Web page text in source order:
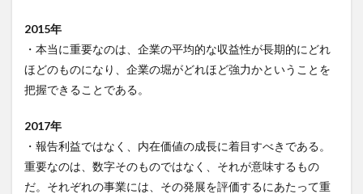
2015年
・本当に重要なのは、企業の平均的な収益性が長期的にどれ
ほどのものになり、企業の堀がどれほど強力かということを
把握できることである。
2017年
・報告利益ではなく、内在価値の成長に着目すべきである。
重要なのは、数字そのものではなく、それが意味するもの
だ。それぞれの事業には、その発展を評価するにあたって重